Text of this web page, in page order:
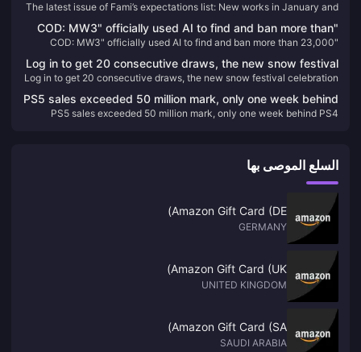
January and February are firmly at the top of the list
The latest issue of Fami’s expectations list: New works in January and
"COD: MW3" officially used AI to find and ban more than
23,000 accounts
"COD: MW3" officially used AI to find and ban more than 23,000
Log in to get 20 consecutive draws, the new snow festival
celebration of "Steel Lan" begins, S-class pilot Sylvia is
online
Log in to get 20 consecutive draws, the new snow festival celebration
PS5 sales exceeded 50 million mark, only one week behind
PS4
PS5 sales exceeded 50 million mark, only one week behind PS4
السلع الموصى بها
Amazon Gift Card (DE)
GERMANY
Amazon Gift Card (UK)
UNITED KINGDOM
Amazon Gift Card (SA)
SAUDI ARABIA